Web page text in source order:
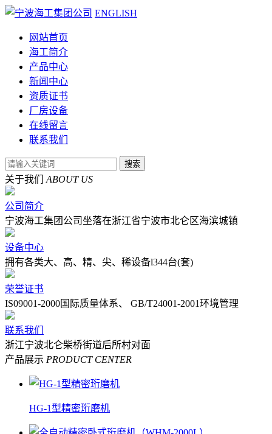
ENGLISH
网站首页
海工简介
产品中心
新闻中心
资质证书
厂房设备
在线留言
联系我们
关于我们 ABOUT US
公司简介
宁波海工集团公司坐落在浙江省宁波市北仑区海滨城镇
设备中心
拥有各类大、高、精、尖、稀设备l344台(套)
荣誉证书
IS09001-2000国际质量体系、 GB/T24001-2001环境管理
联系我们
浙江宁波北仑柴桥街道后所村对面
产品展示 PRODUCT CENTER
HG-1型精密珩磨机